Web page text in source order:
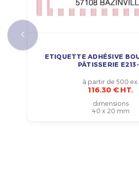
ETIQUETTE ADHÉSIVE
PÂTISSERIE
à partir de 500 ex.
116.30 € HT.
dimensions
40 x 20 mm